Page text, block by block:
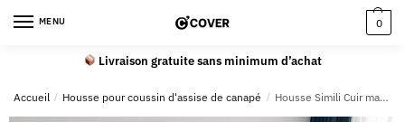
MENU 0
Livraison gratuite sans minimum d’achat
Accueil / Housse pour coussin d'assise de canapé / Housse Simili Cuir marron pour Coussin d’Assise de Canapé